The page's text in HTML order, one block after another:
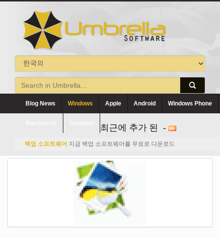
Blog News Windows Apple Android Windows Phone
최근에 추가 된 -
백업 소프트웨어 지금 백업 소프트웨어를 무료로 다운로드